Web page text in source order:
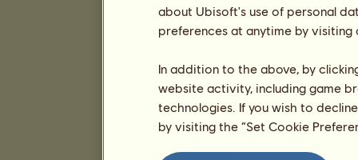
about Ubisoft's use of personal
preferences at anytime by
In addition to the above, by
website activity, including game
technologies. If you wish to
by visiting the “Set Cookie